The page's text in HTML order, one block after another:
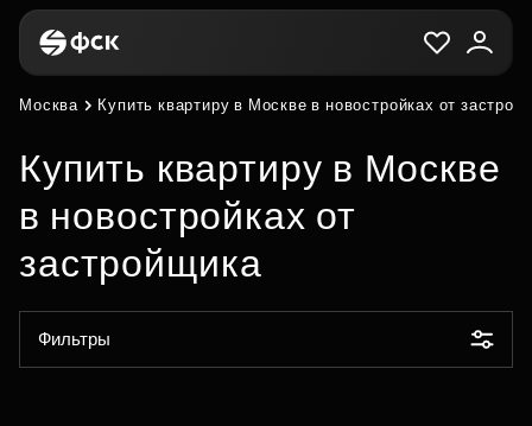
Москва Купить квартиру в Москве в новостройках от
Купить квартиру в Москве
в новостройках от
застройщика
Фильтры